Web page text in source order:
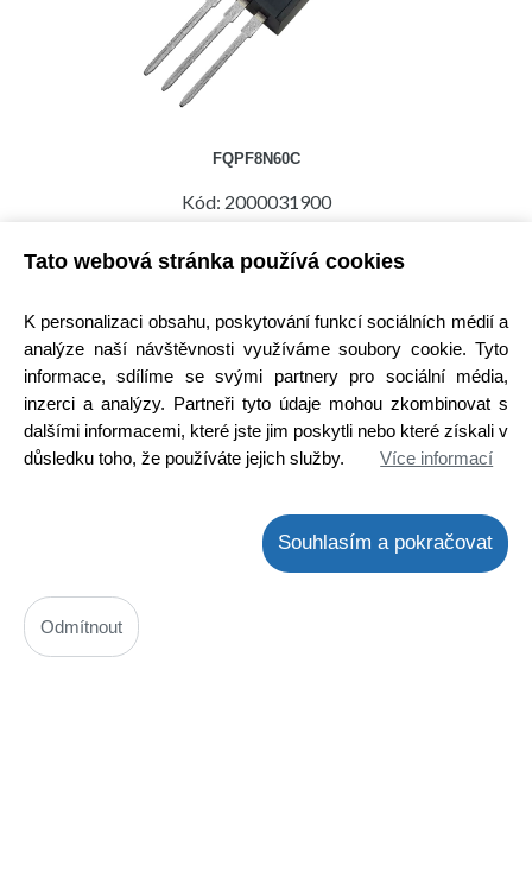
Tato webová stránka používá cookies
K personalizaci obsahu, poskytování funkcí sociálních médií a
analýze naší návštěvnosti využíváme soubory cookie. Tyto
informace, sdílíme se svými partnery pro sociální média,
inzerci a analýzy. Partneři tyto údaje mohou zkombinovat s
dalšími informacemi, které jste jim poskytli nebo které získali v
důsledku toho, že používáte jejich služby.
Více informací
Souhlasím a pokračovat
Odmítnout
FQPF8N60C
Kód: 2000031900
Cena s DPH: 115,13 Kč
Ihned k odeslání
Detail